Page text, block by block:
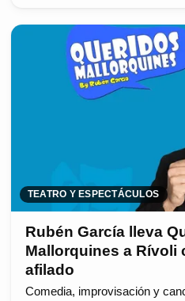
TEATRO Y ESPECTÁCULOS
Rubén García lleva
Mallorquines a Rívoli
afilado
Comedia, improvisación y